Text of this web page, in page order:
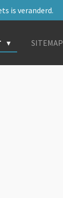
is veranderd.
SITEMAP